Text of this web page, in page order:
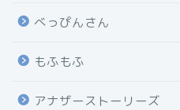
べっぴんさん
もふもふ
アナザーストーリーズ